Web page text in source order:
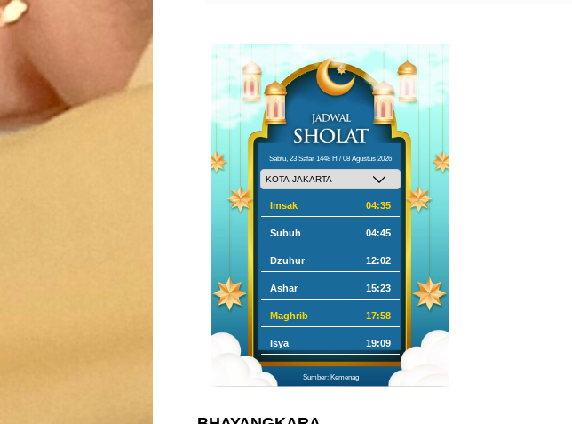
Sabtu, 23 Safar 1448 H / 08 Agustus 2026
Imsak 04:35
Subuh 04:45
Dzuhur 12:02
Ashar 15:23
Maghrib 17:58
Isya 19:09
Sumber: Kemenag